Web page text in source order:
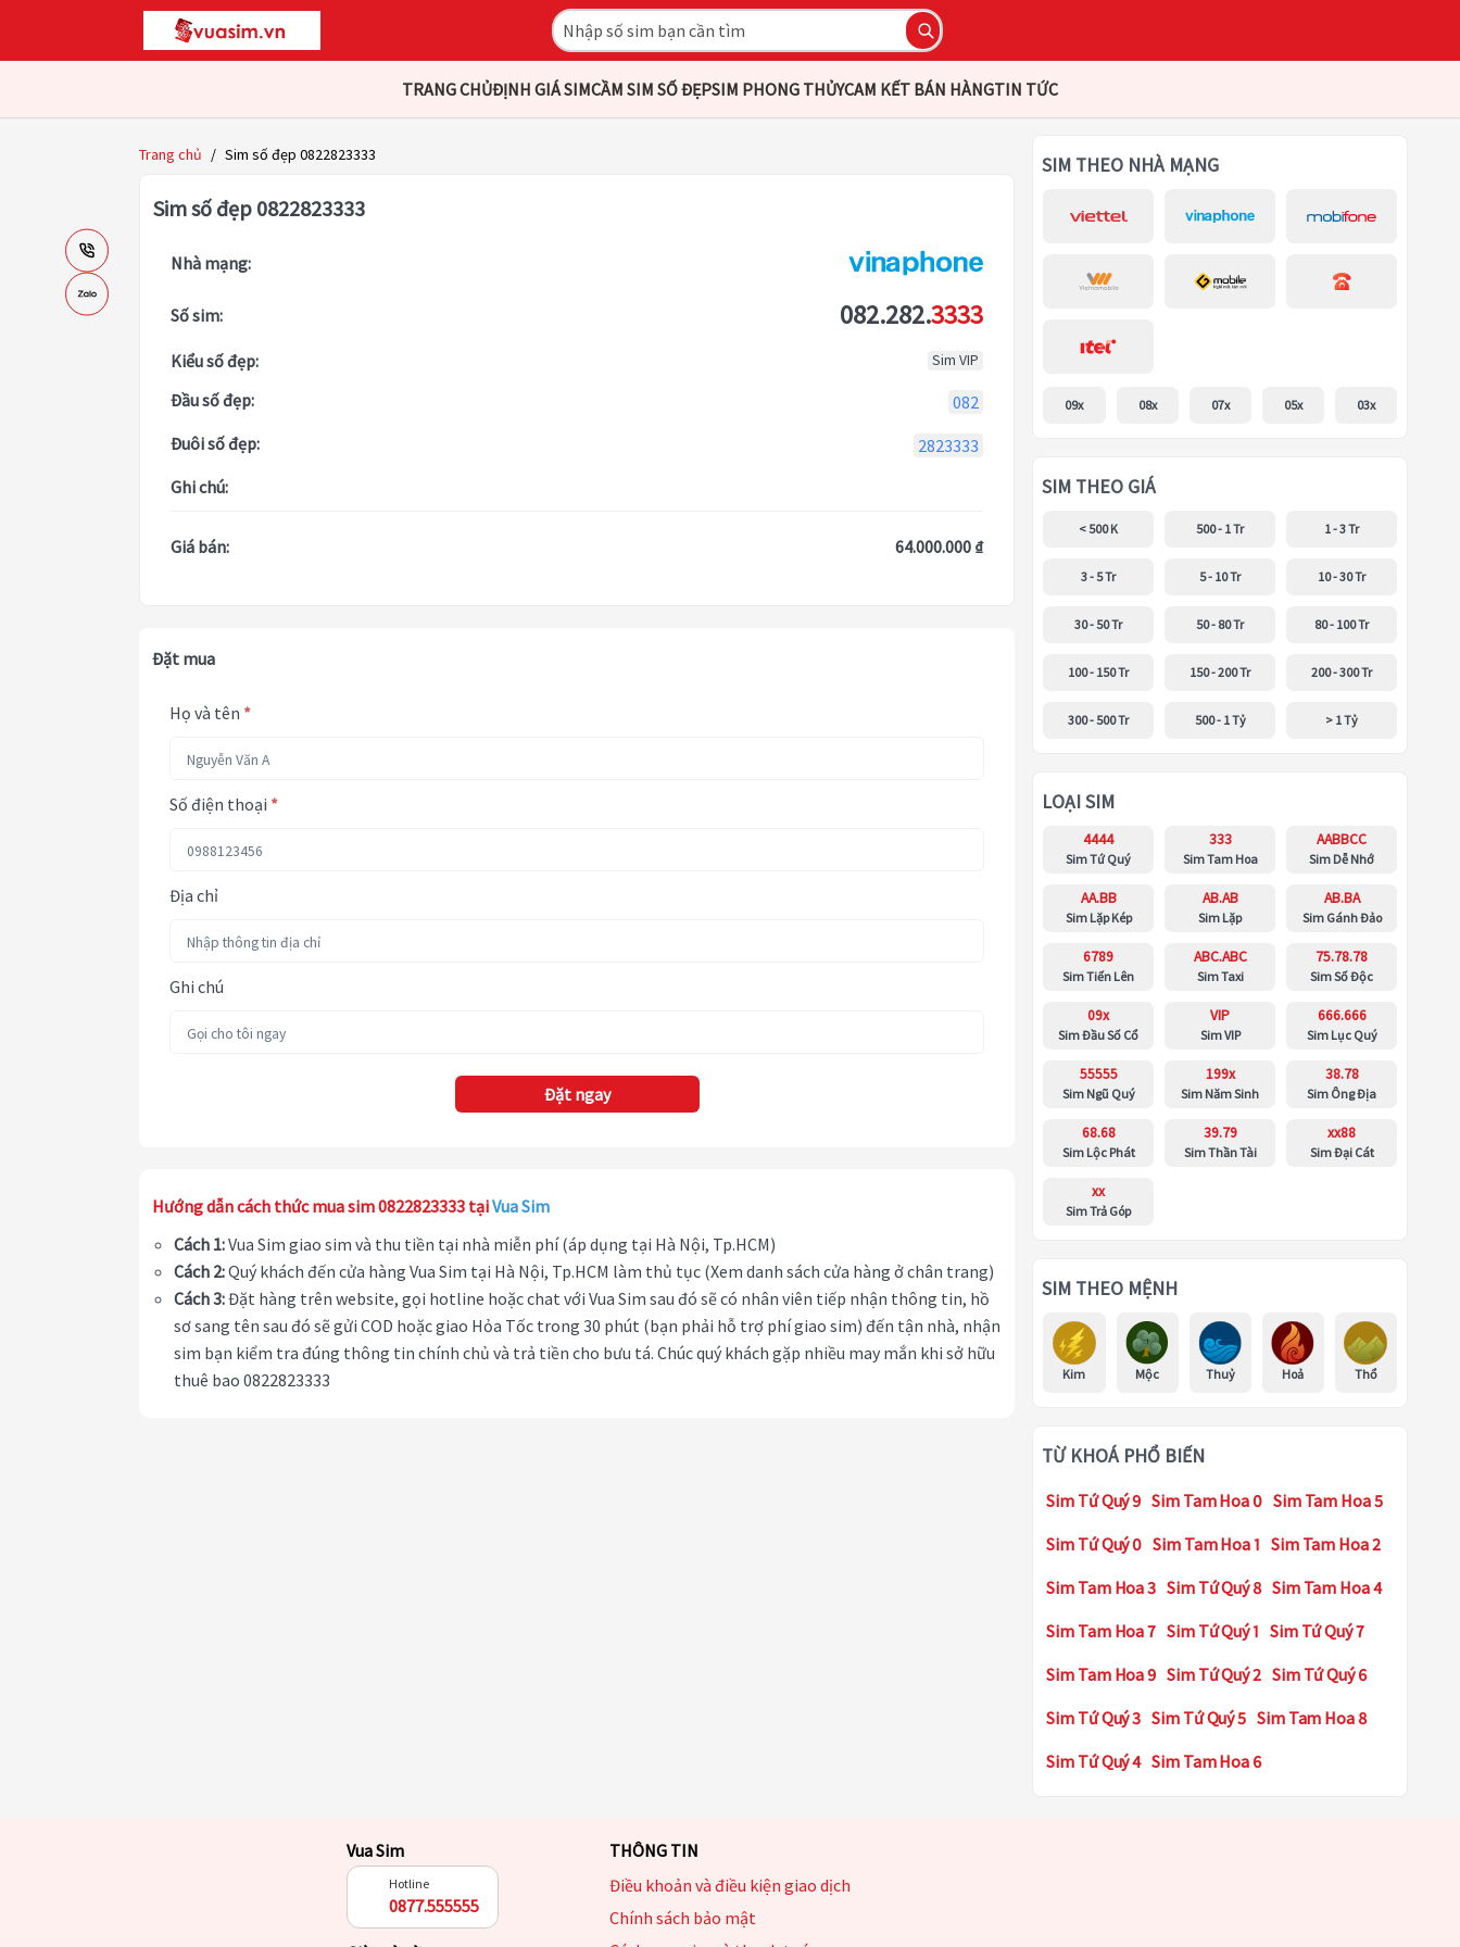
TRANG CHỦĐỊNH GIÁ SIMCẦM SIM SỐ ĐẸPSIM PHONG THỦYCAM KẾT BÁN HÀNGTIN TỨC
Trang chủ / Sim số đẹp 0822823333
Sim số đẹp 0822823333
Nhà mạng:
Số sim: 082.282.3333
Kiểu số đẹp: Sim VIP
Đầu số đẹp:
082
Đuôi số đẹp:
2823333
Ghi chú:
Giá bán: 64.000.000 ₫
Đặt mua
Họ và tên *
Số điện thoại *
Địa chỉ
Ghi chú
Đặt ngay
Hướng dẫn cách thức mua sim 0822823333 tạiVua Sim
Cách 1:Vua Sim giao sim và thu tiền tại nhà miễn phí (áp dụng tại Hà Nội, Tp.HCM)
Cách 2:Quý khách đến cửa hàng Vua Sim tại Hà Nội, Tp.HCM làm thủ tục (Xem danh sách cửa hàng ở chân trang)
Cách 3:Đặt hàng trên website, gọi hotline hoặc chat với Vua Sim sau đó sẽ có nhân viên tiếp nhận thông tin, hồ
sơ sang tên sau đó sẽ gửi COD hoặc giao Hỏa Tốc trong 30 phút (bạn phải hỗ trợ phí giao sim) đến tận nhà, nhận
sim bạn kiểm tra đúng thông tin chính chủ và trả tiền cho bưu tá. Chúc quý khách gặp nhiều may mắn khi sở hữu
thuê bao 0822823333
SIM THEO NHÀ MẠNG
09x 08x 07x 05x 03x
SIM THEO GIÁ
< 500 K 500 - 1 Tr 1 - 3 Tr
3 - 5 Tr 5 - 10 Tr 10 - 30 Tr
30 - 50 Tr 50 - 80 Tr 80 - 100 Tr
100 - 150 Tr 150 - 200 Tr 200 - 300 Tr
300 - 500 Tr 500 - 1 Tỷ > 1 Tỷ
LOẠI SIM
4444
Sim Tứ Quý
333
Sim Tam Hoa
AABBCC
Sim Dễ Nhớ
AA.BB
Sim Lặp Kép
AB.AB
Sim Lặp
AB.BA
Sim Gánh Đảo
6789
Sim Tiến Lên
ABC.ABC
Sim Taxi
75.78.78
Sim Số Độc
09x
Sim Đầu Số Cổ
VIP
Sim VIP
666.666
Sim Lục Quý
55555
Sim Ngũ Quý
199x
Sim Năm Sinh
38.78
Sim Ông Địa
68.68
Sim Lộc Phát
39.79
Sim Thần Tài
xx88
Sim Đại Cát
xx
Sim Trả Góp
SIM THEO MỆNH
Kim Mộc Thuỷ Hoả Thổ
TỪ KHOÁ PHỔ BIẾN
Sim Tứ Quý 9 Sim Tam Hoa 0 Sim Tam Hoa 5
Sim Tứ Quý 0 Sim Tam Hoa 1 Sim Tam Hoa 2
Sim Tam Hoa 3 Sim Tứ Quý 8 Sim Tam Hoa 4
Sim Tam Hoa 7 Sim Tứ Quý 1 Sim Tứ Quý 7
Sim Tam Hoa 9 Sim Tứ Quý 2 Sim Tứ Quý 6
Sim Tứ Quý 3 Sim Tứ Quý 5 Sim Tam Hoa 8
Sim Tứ Quý 4 Sim Tam Hoa 6
Vua Sim
Hotline
0877.555555
THÔNG TIN
Điều khoản và điều kiện giao dịch
Chính sách bảo mật